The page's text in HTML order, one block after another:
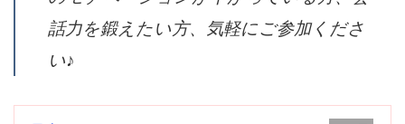
強のモチベーションが下がっている
方、会話力を鍛えたい方、気軽にご参